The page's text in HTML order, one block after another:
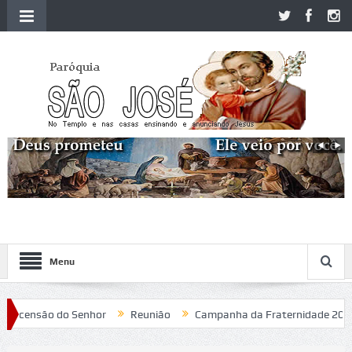
Menu
do Senhor Reunião Campanha da Fraternidade 2020